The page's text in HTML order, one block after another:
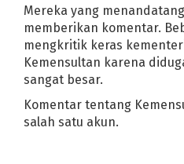
Selamat
KH.
Karawang
Beredar
Mereka yang
memberikan komentar.
mengkritik keras
Kemensultan karena
sangat besar.
Komentar tentang
salah satu akun.